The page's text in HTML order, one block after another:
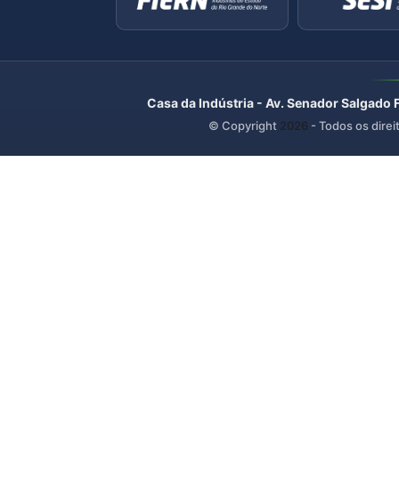
Casa da Indústria - Av. Senador
© Copyright 2026 - Todos os